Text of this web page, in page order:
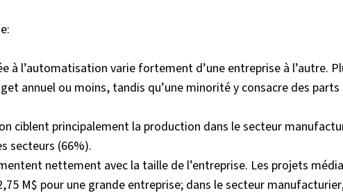
à l’automatisation varie fortement d’une entreprise à l’autre.
annuel ou moins, tandis qu’une minorité y consacre des parts
ciblent principalement la production dans le secteur
secteurs (66%).
nettement avec la taille de l’entreprise. Les projets
M$ pour une grande entreprise; dans le secteur